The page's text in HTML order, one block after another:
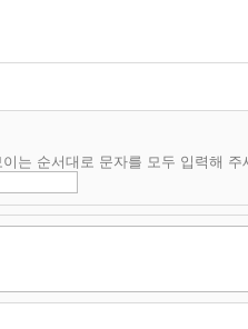
이는 순서대로 문자를 모두 입력해 주